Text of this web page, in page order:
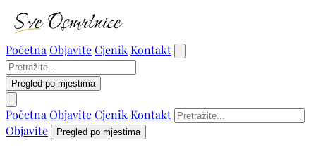
Početna ObjaviteCjenik Kontakt
Pregled po mjestima
Početna ObjaviteCjenik Kontakt
Objavite
Pregled po mjestima